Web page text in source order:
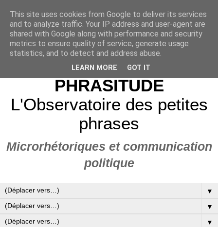
PHRASITUDE
L'Observatoire des petites
phrases
Microrhétoriques et communication
politique
▼
▼
▼
This site uses cookies from Google to deliver its services
and to analyze traffic. Your IP address and user-agent are
shared with Google along with performance and security
metrics to ensure quality of service, generate usage
statistics, and to detect and address abuse.
LEARN MORE GOT IT